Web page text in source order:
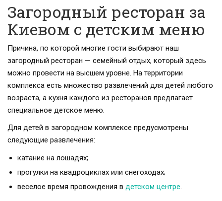
Загородный ресторан за
Киевом с детским меню
Причина, по которой многие гости выбирают наш
загородный ресторан — семейный отдых, который здесь
можно провести на высшем уровне. На территории
комплекса есть множество развлечений для детей любого
возраста, а кухня каждого из ресторанов предлагает
специальное детское меню.
Для детей в загородном комплексе предусмотрены
следующие развлечения:
катание на лошадях;
прогулки на квадроциклах или снегоходах;
веселое время провождения в детском центре.